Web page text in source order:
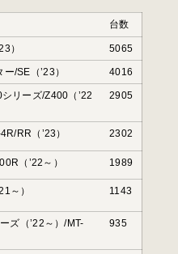
台数
） 5065
/SE（’23） 4016
リーズ/Z400（’22
2905
RR（’23） 2302
（’22～） 1989
～） 1143
ズ（’22～）/MT-
935